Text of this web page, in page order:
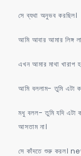
সে ব্যথা অনুভব করছিল।
আমি আবার আমার লিঙ্গ
এখন আমার মাথা খারাপ
আমি বললাম- তুমি এটা
মধু বলল- তুমি যদি এটা
আসতাম না।
সে কাঁদতে শুরু করল।